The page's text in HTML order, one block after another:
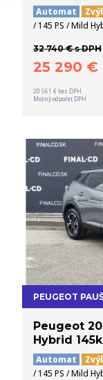
Automat
/ 145 PS / Mild
32 740 € s DPH
25 290 €
20 561 € bez DPH
Možný odpočet DPH
PEUGEOT
Peugeot
Hybrid
Automat
/ 145 PS / Mild